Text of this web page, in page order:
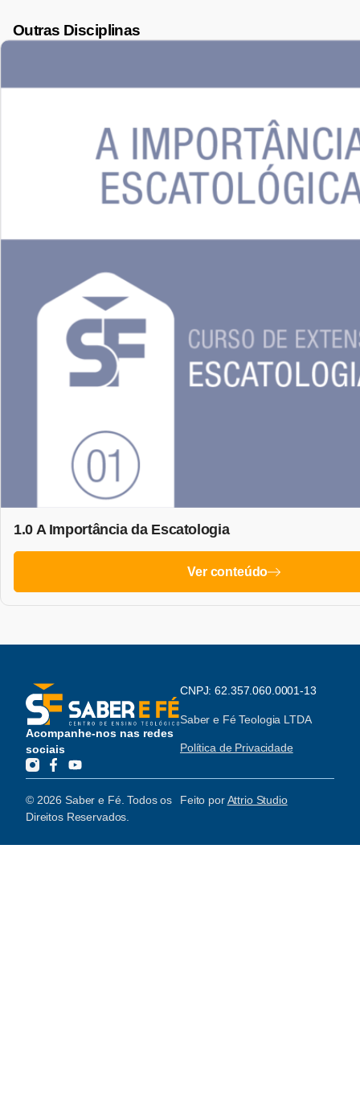
Outras Disciplinas
1.0 A Importância da Escatologia
Ver conteúdo
Acompanhe-nos nas redes
sociais
CNPJ: 62.357.060.0001-13
Saber e Fé Teologia LTDA
Política de Privacidade
© 2026 Saber e Fé. Todos os
Direitos Reservados.
Feito porAttrio Studio